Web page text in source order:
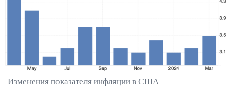
Изменения показателя инфляции в США